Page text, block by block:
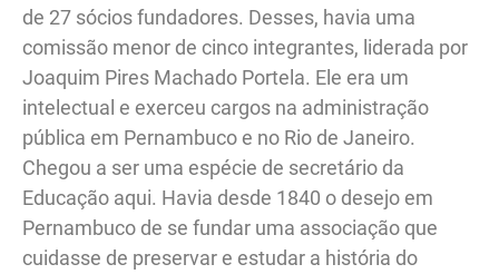
de 27 sócios fundadores. Desses, havia uma
comissão menor de cinco integrantes, liderada por
Joaquim Pires Machado Portela. Ele era um
intelectual e exerceu cargos na administração
pública em Pernambuco e no Rio de Janeiro.
Chegou a ser uma espécie de secretário da
Educação aqui. Havia desde 1840 o desejo em
Pernambuco de se fundar uma associação que
cuidasse de preservar e estudar a história do